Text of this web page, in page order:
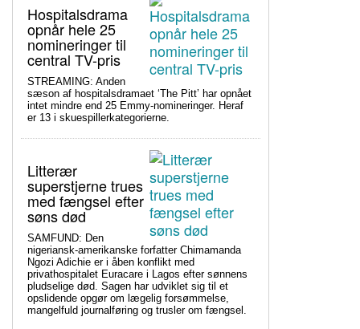
Hospitalsdrama
opnår hele 25
nomineringer til
central TV-pris
STREAMING: Anden
sæson af hospitalsdramaet ‘The Pitt’ har opnået
intet mindre end 25 Emmy-nomineringer. Heraf
er 13 i skuespillerkategorierne.
Litterær
superstjerne trues
med fængsel efter
søns død
SAMFUND: Den
nigeriansk-amerikanske forfatter Chimamanda
Ngozi Adichie er i åben konflikt med
privathospitalet Euracare i Lagos efter sønnens
pludselige død. Sagen har udviklet sig til et
opslidende opgør om lægelig forsømmelse,
mangelfuld journalføring og trusler om fængsel.